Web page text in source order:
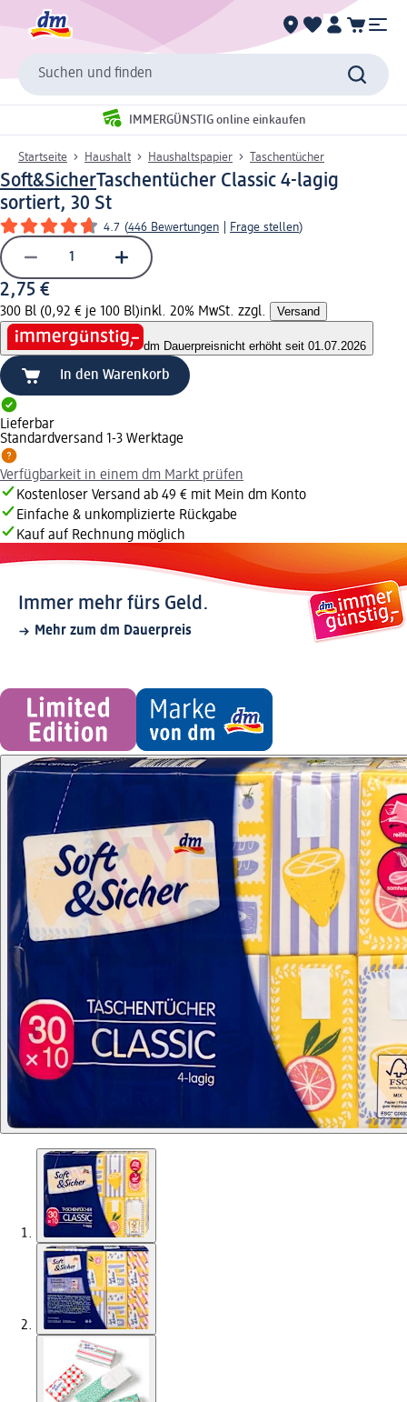
Suchen und finden
IMMERGÜNSTIG online einkaufen
Startseite Haushalt Haushaltspapier Taschentücher
Soft&SicherTaschentücher Classic 4-lagig
sortiert, 30 St
4.7 (446 Bewertungen Frage stellen)
2,75 €
300 Bl (0,92 € je 100 Bl)inkl. 20% MwSt. zzgl. Versand
dm Dauerpreisnicht erhöht seit 01.07.2026
In den Warenkorb
Lieferbar
Standardversand 1-3 Werktage
Verfügbarkeit in einem dm Markt prüfen
Kostenloser Versand ab 49 € mit Mein dm Konto
Einfache & unkomplizierte Rückgabe
Kauf auf Rechnung möglich
Immer mehr fürs Geld.
Mehr zum dm Dauerpreis